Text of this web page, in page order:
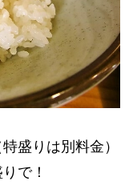
盛りは別料金）
で！